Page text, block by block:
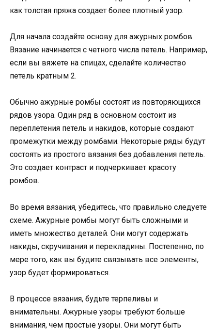
как толстая пряжа создает более плотный узор.
Для начала создайте основу для ажурных ромбов.
Вязание начинается с четного числа петель. Например,
если вы вяжете на спицах, сделайте количество
петель кратным 2.
Обычно ажурные ромбы состоят из повторяющихся
рядов узора. Один ряд в основном состоит из
переплетения петель и накидов, которые создают
промежутки между ромбами. Некоторые ряды будут
состоять из простого вязания без добавления петель.
Это создает контраст и подчеркивает красоту
ромбов.
Во время вязания, убедитесь, что правильно следуете
схеме. Ажурные ромбы могут быть сложными и
иметь множество деталей. Они могут содержать
накиды, скручивания и перекладины. Постепенно, по
мере того, как вы будите связывать все элементы,
узор будет формироваться.
В процессе вязания, будьте терпеливы и
внимательны. Ажурные узоры требуют больше
внимания, чем простые узоры. Они могут быть